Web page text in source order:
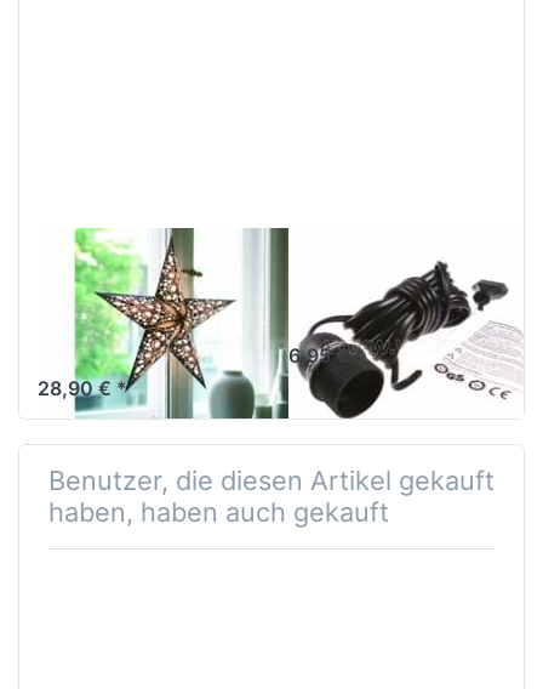
EARTH FRIENDLY
starlightz table
stand
Lampenfuß M
28,90 € *
Verstromung
schwarz 4 m
6,95 € *
Benutzer, die diesen Artikel gekauft
haben, haben auch gekauft